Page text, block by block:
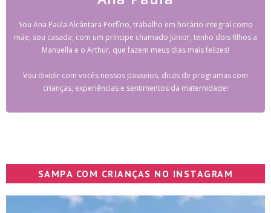
Sou Ana Paula Alcântara Porfírio, trabalho em horário integral como
mãe, sou casada, com um príncipe chamado Júnior, tenho dois filhos a
Manuella e o Arthur, que fazem meus dias mais felizes!
Vou dividir com vocês nossos passeios, dicas de programas com
crianças, experiências e sentimentos da maternidade!
SAMPA COM CRIANÇAS NO INSTAGRAM